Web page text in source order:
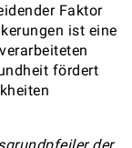
Faktor
ist eine
fördert